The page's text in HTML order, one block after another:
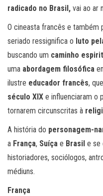
radicado no Brasil, vai ao ar
O cineasta francês e
seriado ressignifica o luto
buscando um caminho
uma abordagem filosófica
ilustre educador francês,
século XIX e influenciaram o
tornarem circunscritas à
A história do personagem-
a França, Suíça e Brasil e se
historiadores, sociólogos,
médiuns.
França